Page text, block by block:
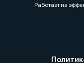
Работает на